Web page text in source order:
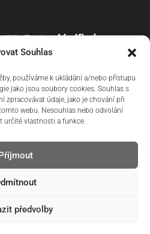
Souhlas
používáme k ukládání a/nebo přístupu
jako jsou soubory cookies. Souhlas s
údaje, jako je chování při
webu. Nesouhlas nebo odvolání
určité vlastnosti a funkce.
předvolby
řád
Obchodní podmínky
Zásady cookies (EU)